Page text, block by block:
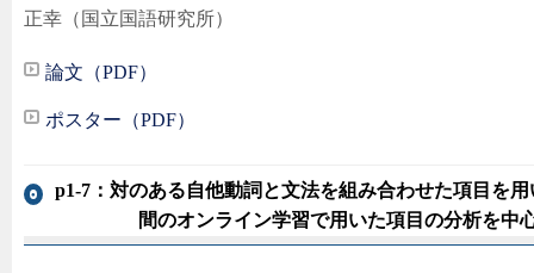
正幸（国立国語研究所）
論文（PDF）
ポスター（PDF）
p1-7：対のある自他動詞と文法を組み合わせた項目を
間のオンライン学習で用いた項目の分析を中